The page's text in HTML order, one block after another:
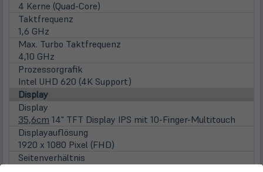
4 Kerne (Quad-Core)
Taktfrequenz
1,6 GHz
Max. Turbo Taktfrequenz
4,10 GHz
Prozessorgrafik
Intel UHD 620 (4K Support)
Display
Display
35,6cm 14" TFT Display IPS mit 10-Finger-Multitouch
Displayauflösung
1920 x 1080 Pixel (FHD)
Seitenverhältnis